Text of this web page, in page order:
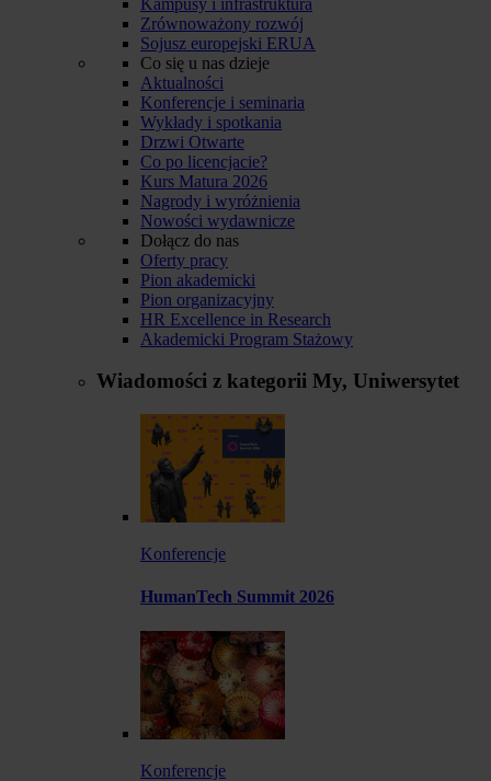
Zrównoważony rozwój
Sojusz europejski ERUA
Co się u nas dzieje
Aktualności
Konferencje i seminaria
Wykłady i spotkania
Drzwi Otwarte
Co po licencjacie?
Kurs Matura 2026
Nagrody i wyróżnienia
Nowości wydawnicze
Dołącz do nas
Oferty pracy
Pion akademicki
Pion organizacyjny
HR Excellence in Research
Akademicki Program Stażowy
Wiadomości z kategorii My, Uniwersytet
Konferencje
HumanTech Summit 2026
Konferencje